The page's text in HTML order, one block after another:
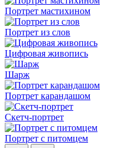
Портрет мастихином
Портрет из слов
Цифровая живопись
Шарж
Портрет карандашом
Скетч-портрет
Портрет с питомцем